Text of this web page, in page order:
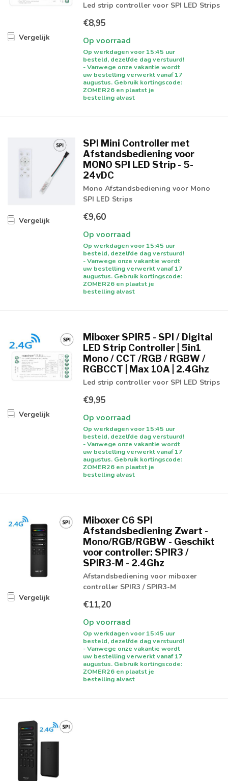
Vergelijk
Led strip controller voor SPI LED Strips
€8,95
Op voorraad
Op werkdagen voor 15:45 uur
besteld, dezelfde dag verstuurd!
- Vanwege onze vakantie wordt
uw bestelling verwerkt vanaf 17
augustus. Gebruik kortingscode:
ZOMER26 en plaatst je
bestelling alvast
Vergelijk
SPI Mini Controller met
Afstandsbediening voor
MONO SPI LED Strip - 5-
24vDC
Mono Afstandsbediening voor Mono
SPI LED Strips
€9,60
Op voorraad
Op werkdagen voor 15:45 uur
besteld, dezelfde dag verstuurd!
- Vanwege onze vakantie wordt
uw bestelling verwerkt vanaf 17
augustus. Gebruik kortingscode:
ZOMER26 en plaatst je
bestelling alvast
Vergelijk
Miboxer SPIR5 - SPI / Digital
LED Strip Controller | 5in1
Mono / CCT /RGB / RGBW /
RGBCCT | Max 10A | 2.4Ghz
Led strip controller voor SPI LED Strips
€9,95
Op voorraad
Op werkdagen voor 15:45 uur
besteld, dezelfde dag verstuurd!
- Vanwege onze vakantie wordt
uw bestelling verwerkt vanaf 17
augustus. Gebruik kortingscode:
ZOMER26 en plaatst je
bestelling alvast
Vergelijk
Miboxer C6 SPI
Afstandsbediening Zwart -
Mono/RGB/RGBW - Geschikt
voor controller: SPIR3 /
SPIR3-M - 2.4Ghz
Afstandsbediening voor miboxer
controller SPIR3 / SPIR3-M
€11,20
Op voorraad
Op werkdagen voor 15:45 uur
besteld, dezelfde dag verstuurd!
- Vanwege onze vakantie wordt
uw bestelling verwerkt vanaf 17
augustus. Gebruik kortingscode:
ZOMER26 en plaatst je
bestelling alvast